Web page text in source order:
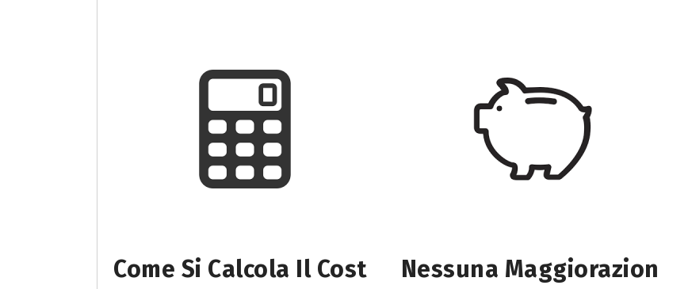
Come Si Calcola Il Cost
Nessuna Maggiorazion